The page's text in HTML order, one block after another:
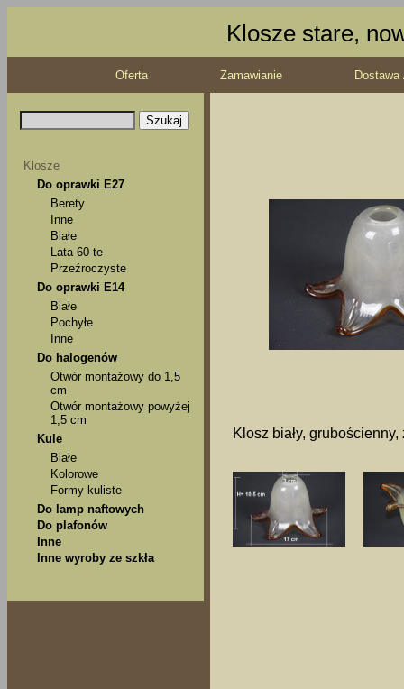
Klosze stare,
Oferta Zamawianie
Klosze
Do oprawki E27
Berety
Inne
Białe
Lata 60-te
Przeźroczyste
Do oprawki E14
Białe
Pochyłe
Inne
Do halogenów
Otwór montażowy do 1,5
cm
Otwór montażowy powyżej
1,5 cm
Kule
Białe
Kolorowe
Formy kuliste
Do lamp naftowych
Do plafonów
Inne
Inne wyroby ze szkła
Klosz biały,